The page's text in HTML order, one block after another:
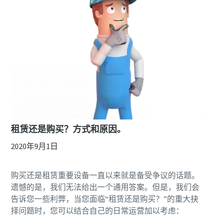
租赁还是购买？方式和原因。
2020年9月1日
购买还是租赁重要设备一直以来就是备受争议的话题。
遗憾的是，我们无法给出一个通用答案。但是，我们会
告诉您一些利弊，当您面临“租赁还是购买？”的重大抉